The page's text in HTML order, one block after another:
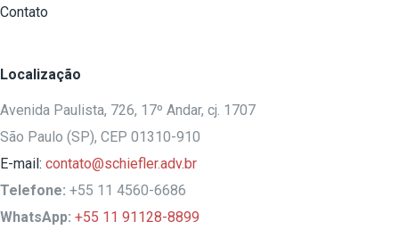
Contato
Localização
Avenida Paulista, 726, 17º Andar, cj. 1707
São Paulo (SP), CEP 01310-910
E-mail: contato@schiefler.adv.br
Telefone: +55 11 4560-6686
WhatsApp: +55 11 91128-8899